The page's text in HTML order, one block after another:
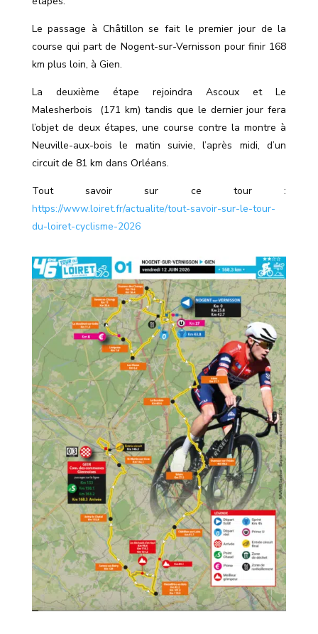
Le passage à Châtillon se fait le premier jour de la
course qui part de Nogent-sur-Vernisson pour finir 168
km plus loin, à Gien.
La deuxième étape rejoindra Ascoux et Le
Malesherbois
(171 km) tandis que le dernier jour fera
l’objet de deux étapes, une course contre la montre à
Neuville-aux-bois le matin suivie, l’après midi, d’un
circuit de 81 km dans Orléans.
Tout savoir sur ce tour :
https://www.loiret.fr/actualite/tout-savoir-sur-le-tour-
du-loiret-cyclisme-2026